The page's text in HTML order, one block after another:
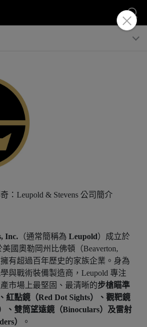
：Leupold & Stevens 公司簡介
Inc. （通常簡稱為 Leupold）成立於
國奧勒岡州比佛頓（Beaverton,
有超過百年歷史的家族企業。身為
與戰術裝備製造商，Leupold 專注
市場上最堅固、最清晰的步槍瞄準
紅點鏡（Red Dot Sights）、觀靶鏡
）、雙筒望遠鏡（Binoculars）及雷射
）
。